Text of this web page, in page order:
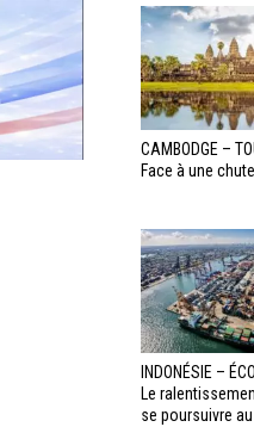
CAMBODGE –
Face à une
INDONÉSIE –
Le
se poursuivre